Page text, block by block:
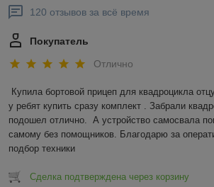
120 отзывов за всё время
Покупатель
Отлично
Купила бортовой прицеп для квадроцикла
у ребят купить сразу комплект . Забрали
подошел отлично.  А устройство самосвала
самому без помощников. Благодарю за
подбор техники
Сделка подтверждена через корзину